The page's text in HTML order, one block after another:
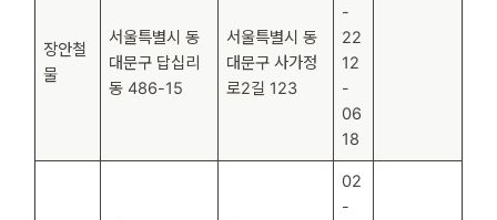
장안철
물
서울특별시 동
대문구 답십리
동 486-15
서울특별시 동
대문구 사가정
로2길 123
-
22
12
-
06
18
02
-